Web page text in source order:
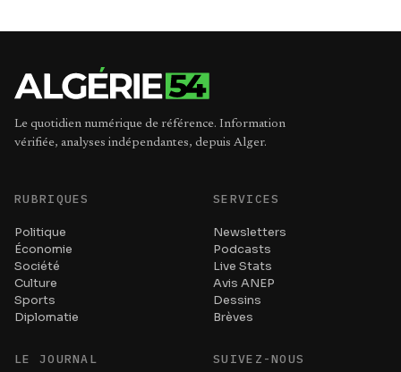
Le quotidien numérique de référence. Information
vérifiée, analyses indépendantes, depuis Alger.
RUBRIQUES
Politique
Économie
Société
Culture
Sports
Diplomatie
SERVICES
Newsletters
Podcasts
Live Stats
Avis ANEP
Dessins
Brèves
LE JOURNAL SUIVEZ-NOUS